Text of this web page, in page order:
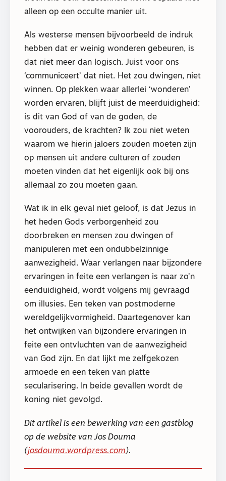
alleen op een occulte manier uit.
Als westerse mensen bijvoorbeeld de indruk
hebben dat er weinig wonderen gebeuren, is
dat niet meer dan logisch. Juist voor ons
‘communiceert’ dat niet. Het zou dwingen, niet
winnen. Op plekken waar allerlei ‘wonderen’
worden ervaren, blijft juist de meerduidigheid:
is dit van God of van de goden, de
voorouders, de krachten? Ik zou niet weten
waarom we hierin jaloers zouden moeten zijn
op mensen uit andere culturen of zouden
moeten vinden dat het eigenlijk ook bij ons
allemaal zo zou moeten gaan.
Wat ik in elk geval niet geloof, is dat Jezus in
het heden Gods verborgenheid zou
doorbreken en mensen zou dwingen of
manipuleren met een ondubbelzinnige
aanwezigheid. Waar verlangen naar bijzondere
ervaringen in feite een verlangen is naar zo’n
eenduidigheid, wordt volgens mij gevraagd
om illusies. Een teken van postmoderne
wereldgelijkvormigheid. Daartegenover kan
het ontwijken van bijzondere ervaringen in
feite een ontvluchten van de aanwezigheid
van God zijn. En dat lijkt me zelfgekozen
armoede en een teken van platte
secularisering. In beide gevallen wordt de
koning niet gevolgd.
Dit artikel is een bewerking van een gastblog
op de website van Jos Douma
(josdouma.wordpress.com).